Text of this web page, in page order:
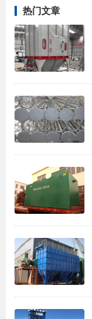
热门文章